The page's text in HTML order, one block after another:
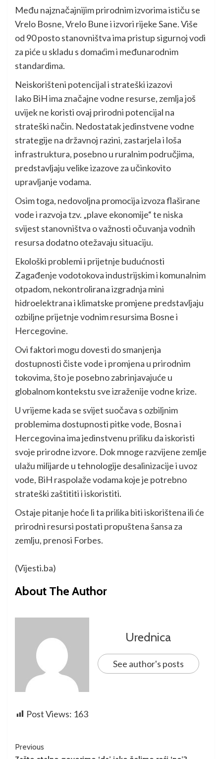
Među najznačajnijim prirodnim izvorima ističu se
Vrelo Bosne, Vrelo Bune i izvori rijeke Sane. Više
od 90 posto stanovništva ima pristup sigurnoj vodi
za piće u skladu s domaćim i međunarodnim
standardima.
Neiskorišteni potencijal i strateški izazovi
Iako BiH ima značajne vodne resurse, zemlja još
uvijek ne koristi ovaj prirodni potencijal na
strateški način. Nedostatak jedinstvene vodne
strategije na državnoj razini, zastarjela i loša
infrastruktura, posebno u ruralnim područjima,
predstavljaju velike izazove za učinkovito
upravljanje vodama.
Osim toga, nedovoljna promocija izvoza flaširane
vode i razvoja tzv. „plave ekonomije“ te niska
svijest stanovništva o važnosti očuvanja vodnih
resursa dodatno otežavaju situaciju.
Ekološki problemi i prijetnje budućnosti
Zagađenje vodotokova industrijskim i komunalnim
otpadom, nekontrolirana izgradnja mini
hidroelektrana i klimatske promjene predstavljaju
ozbiljne prijetnje vodnim resursima Bosne i
Hercegovine.
Ovi faktori mogu dovesti do smanjenja
dostupnosti čiste vode i promjena u prirodnim
tokovima, što je posebno zabrinjavajuće u
globalnom kontekstu sve izraženije vodne krize.
U vrijeme kada se svijet suočava s ozbiljnim
problemima dostupnosti pitke vode, Bosna i
Hercegovina ima jedinstvenu priliku da iskoristi
svoje prirodne izvore. Dok mnoge razvijene zemlje
ulažu milijarde u tehnologije desalinizacije i uvoz
vode, BiH raspolaže vodama koje je potrebno
strateški zaštititi i iskoristiti.
Ostaje pitanje hoće li ta prilika biti iskorištena ili će
prirodni resursi postati propuštena šansa za
zemlju, prenosi Forbes.
(Vijesti.ba)
About The Author
Urednica
See author's posts
Post Views: 163
Previous